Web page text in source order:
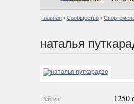
Главная › Сообщество ›
наталья
Рейтинг 1250